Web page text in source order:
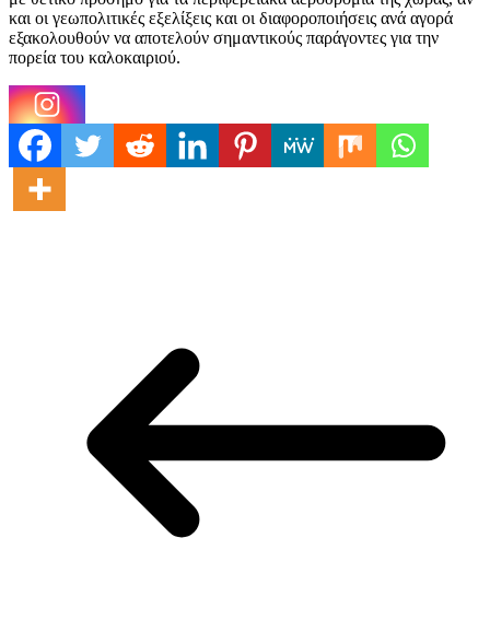
και οι γεωπολιτικές εξελίξεις και οι διαφοροποιήσεις ανά αγορά
εξακολουθούν να αποτελούν σημαντικούς παράγοντες για την
πορεία του καλοκαιριού.